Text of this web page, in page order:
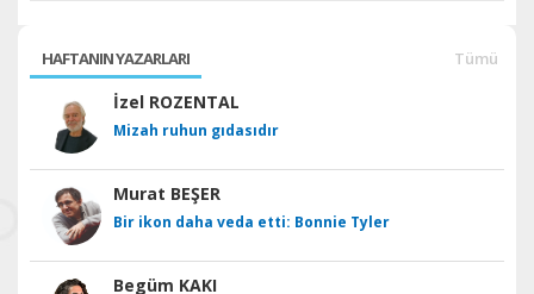
HAFTANIN YAZARLARI Tümü
İzel ROZENTAL
Mizah ruhun gıdasıdır
Murat BEŞER
Bir ikon daha veda etti: Bonnie Tyler
Begüm KAKI